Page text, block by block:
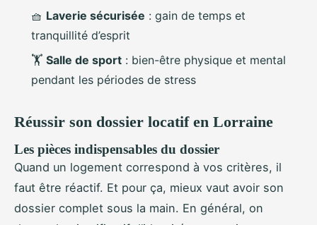
🧺 Laverie sécurisée : gain de temps et
tranquillité d’esprit
🏋️ Salle de sport : bien-être physique et mental
pendant les périodes de stress
Réussir son dossier locatif en Lorraine
Les pièces indispensables du dossier
Quand un logement correspond à vos critères, il
faut être réactif. Et pour ça, mieux vaut avoir son
dossier complet sous la main. En général, on